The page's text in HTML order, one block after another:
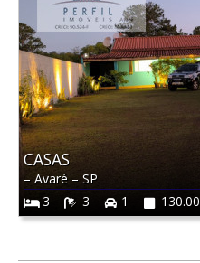
CASAS
– Avaré – SP
3
3 1